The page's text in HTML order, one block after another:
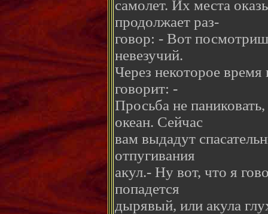
самолет. Их места
продолжает раз-
говор: - Вот
невезучий.
Через некоторое время
говорит: -
Просьба не
океан. Сейчас
вам выдадут
отпугивания
акул.- Ну вот, что я
попадется
дырявый, или акула